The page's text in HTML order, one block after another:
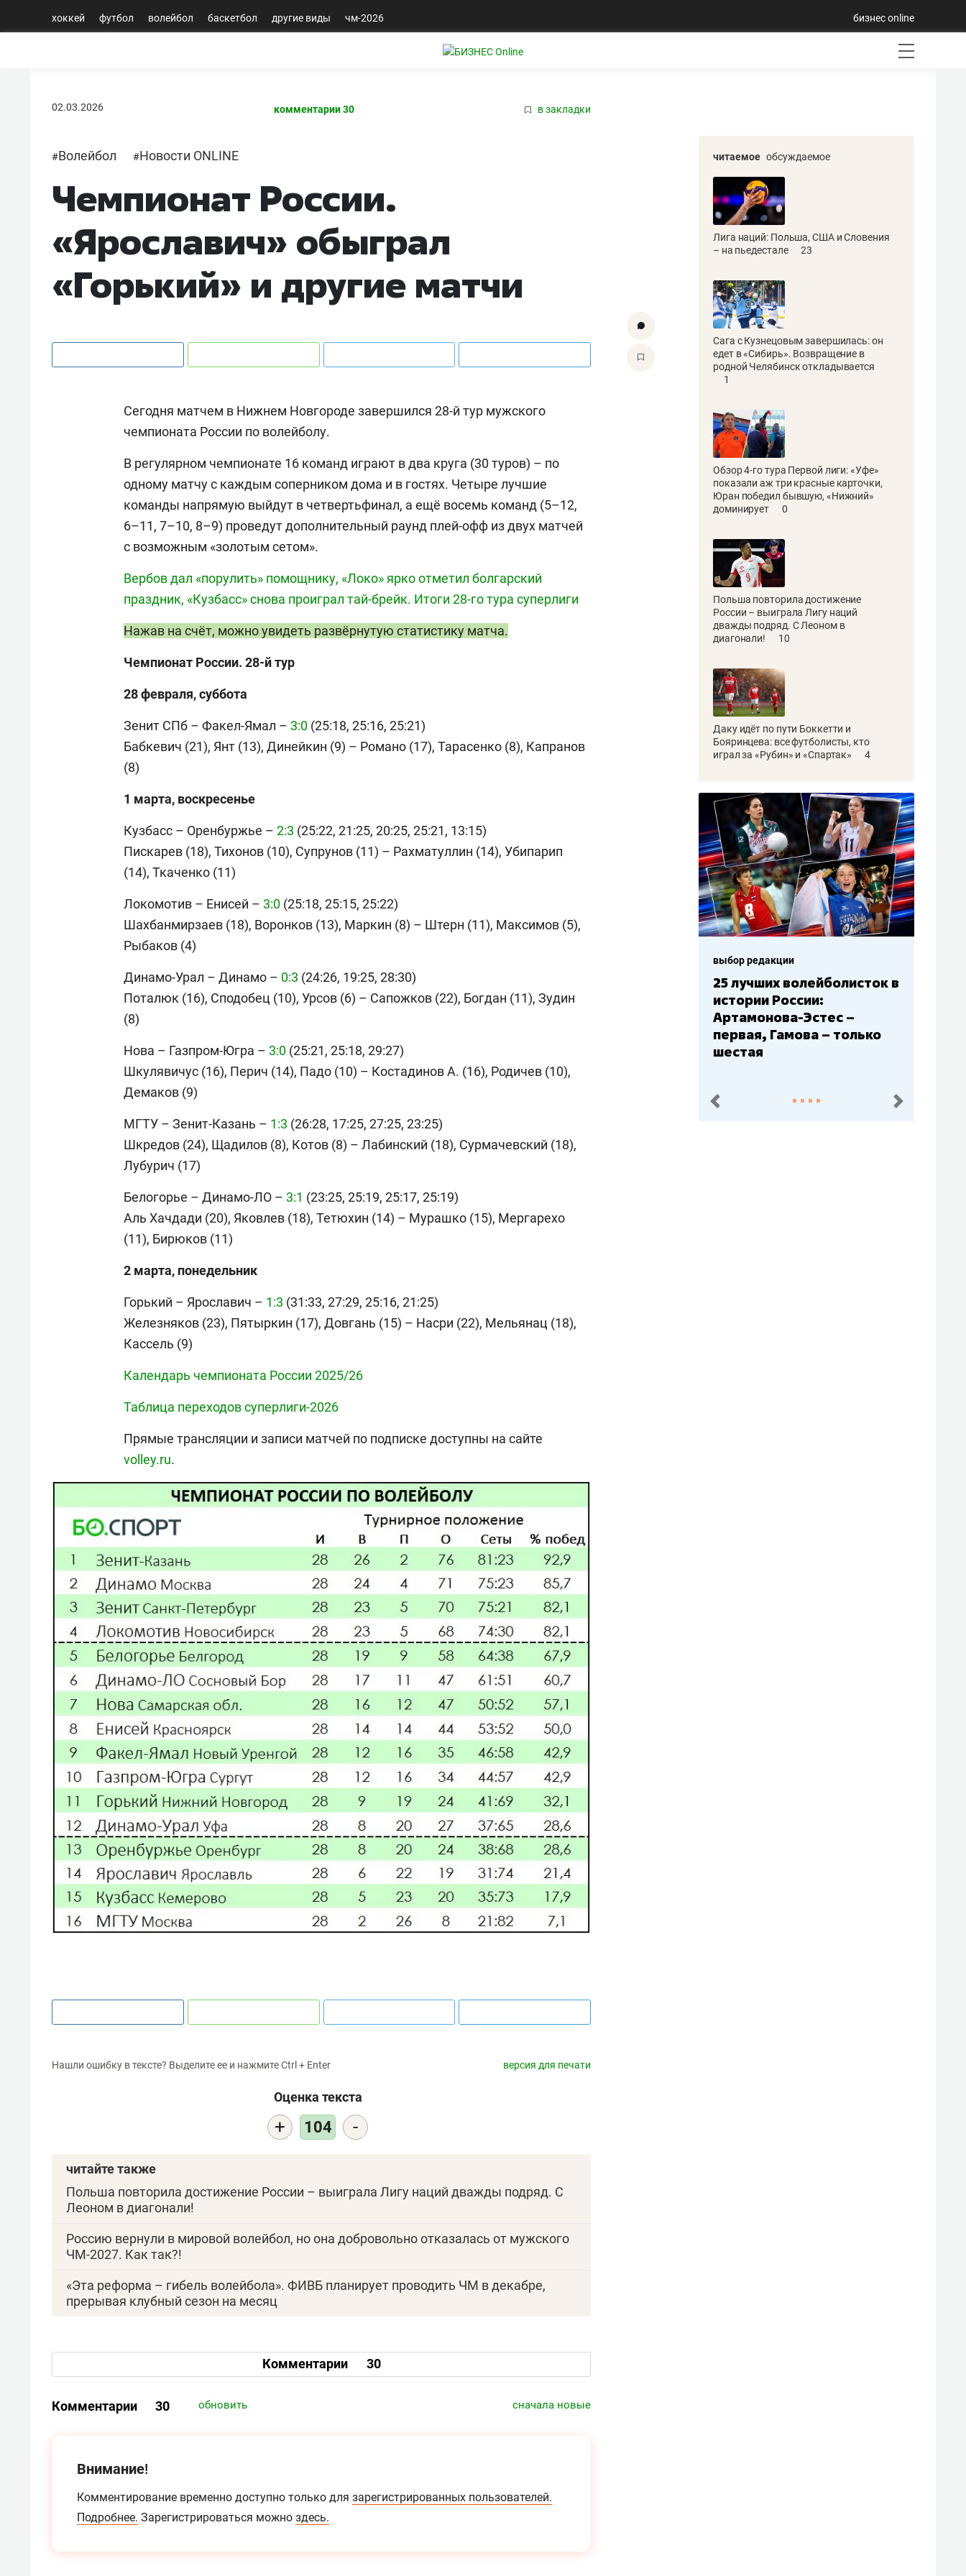
хоккей футбол волейбол баскетбол другие виды чм-2026 бизнес online
02.03.2026 комментарии 30 в закладки
#Волейбол #Новости ONLINE
Чемпионат России.
«Ярославич» обыграл
«Горький» и другие матчи
Сегодня матчем в Нижнем Новгороде завершился 28-й тур мужского
чемпионата России по волейболу.
В регулярном чемпионате 16 команд играют в два круга (30 туров) – по
одному матчу с каждым соперником дома и в гостях. Четыре лучшие
команды напрямую выйдут в четвертьфинал, а ещё восемь команд (5–12,
6–11, 7–10, 8–9) проведут дополнительный раунд плей-офф из двух матчей
с возможным «золотым сетом».
Вербов дал «порулить» помощнику, «Локо» ярко отметил болгарский
праздник, «Кузбасс» снова проиграл тай-брейк. Итоги 28-го тура суперлиги
Нажав на счёт, можно увидеть развёрнутую статистику матча.
Чемпионат России. 28-й тур
28 февраля, суббота
Зенит СПб – Факел-Ямал – 3:0 (25:18, 25:16, 25:21)
Бабкевич (21), Янт (13), Динейкин (9) – Романо (17), Тарасенко (8), Капранов
(8)
1 марта, воскресенье
Кузбасс – Оренбуржье – 2:3 (25:22, 21:25, 20:25, 25:21, 13:15)
Пискарев (18), Тихонов (10), Супрунов (11) – Рахматуллин (14), Убипарип
(14), Ткаченко (11)
Локомотив – Енисей – 3:0 (25:18, 25:15, 25:22)
Шахбанмирзаев (18), Воронков (13), Маркин (8) – Штерн (11), Максимов (5),
Рыбаков (4)
Динамо-Урал – Динамо – 0:3 (24:26, 19:25, 28:30)
Поталюк (16), Сподобец (10), Урсов (6) – Сапожков (22), Богдан (11), Зудин
(8)
Нова – Газпром-Югра – 3:0 (25:21, 25:18, 29:27)
Шкулявичус (16), Перич (14), Падо (10) – Костадинов А. (16), Родичев (10),
Демаков (9)
МГТУ – Зенит-Казань – 1:3 (26:28, 17:25, 27:25, 23:25)
Шкредов (24), Щадилов (8), Котов (8) – Лабинский (18), Сурмачевский (18),
Лубурич (17)
Белогорье – Динамо-ЛО – 3:1 (23:25, 25:19, 25:17, 25:19)
Аль Хачдади (20), Яковлев (18), Тетюхин (14) – Мурашко (15), Мергарехо
(11), Бирюков (11)
2 марта, понедельник
Горький – Ярославич – 1:3 (31:33, 27:29, 25:16, 21:25)
Железняков (23), Пятыркин (17), Довгань (15) – Насри (22), Мельянац (18),
Кассель (9)
Календарь чемпионата России 2025/26
Таблица переходов суперлиги-2026
Прямые трансляции и записи матчей по подписке доступны на сайте
volley.ru.
Нашли ошибку в тексте? Выделите ее и нажмите Ctrl + Enter версия для печати
Оценка текста
+ 104 -
читайте также
Польша повторила достижение России – выиграла Лигу наций дважды подряд. С
Леоном в диагонали!
Россию вернули в мировой волейбол, но она добровольно отказалась от мужского
ЧМ-2027. Как так?!
«Эта реформа – гибель волейбола». ФИВБ планирует проводить ЧМ в декабре,
прерывая клубный сезон на месяц
Комментарии 30
Комментарии 30 обновить сначала новые
Внимание!
Комментирование временно доступно только для зарегистрированных пользователей.
Подробнее. Зарегистрироваться можно здесь.
читаемое обсуждаемое
Лига наций: Польша, США и Словения
– на пьедестале
23
Сага с Кузнецовым завершилась: он
едет в «Сибирь». Возвращение в
родной Челябинск откладывается
1
Обзор 4-го тура Первой лиги: «Уфе»
показали аж три красные карточки,
Юран победил бывшую, «Нижний»
доминирует
0
Польша повторила достижение
России – выиграла Лигу наций
дважды подряд. С Леоном в
диагонали!
10
Даку идёт по пути Боккетти и
Бояринцева: все футболисты, кто
играл за «Рубин» и «Спартак»
4
выбор редакции
Бюджеты клубов КХЛ: СКА
– главный мажор, «Ак
Барс» – второй, «Салават
Юлаев» – середняк
пред. след.